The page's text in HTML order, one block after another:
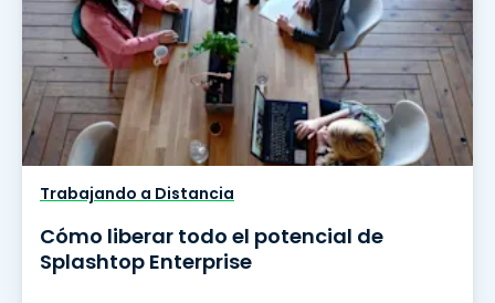
Trabajando a Distancia
Cómo liberar todo el potencial de
Splashtop Enterprise